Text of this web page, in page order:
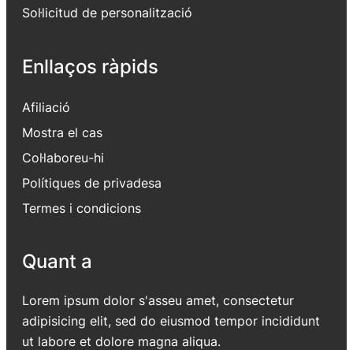
Sol·licitud de personalització
Enllaços ràpids
Afiliació
Mostra el cas
Col·laboreu-hi
Polítiques de privadesa
Termes i condicions
Quant a
Lorem ipsum dolor s'asseu amet, consectetur
adipisicing elit, sed do eiusmod tempor incididunt
ut labore et dolore magna aliqua.